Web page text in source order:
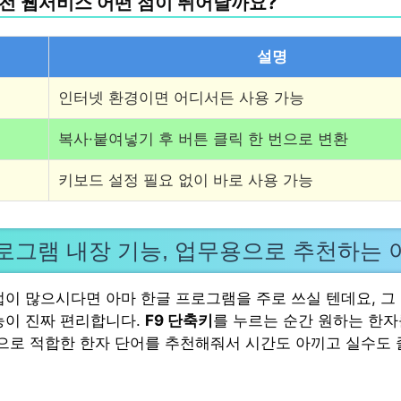
설명
인터넷 환경이면 어디서든 사용 가능
복사·붙여넣기 후 버튼 클릭 한 번으로 변환
키보드 설정 필요 없이 바로 사용 가능
그램 내장 기능, 업무용으로 추천하는
이 많으시다면 아마 한글 프로그램을 주로 쓰실 텐데요, 그
진짜 편리합니다. F9 단축키를 누르는 순간 원하는 한
로 적합한 한자 단어를 추천해줘서 시간도 아끼고 실수도